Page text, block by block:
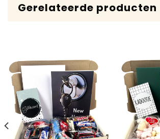
Gerelateerde producten